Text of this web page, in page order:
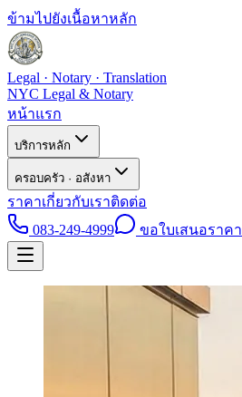
ข้ามไปยังเนื้อหาหลัก
Legal · Notary · Translation
NYC Legal & Notary
หน้าแรก
บริการหลัก
ครอบครัว · อสังหา
ราคาเกี่ยวกับเราติดต่อ
083-249-4999
ขอใบเสนอราคา